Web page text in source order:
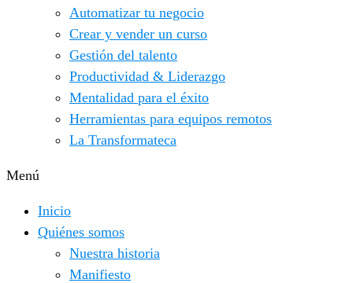
Automatizar tu negocio
Crear y vender un curso
Gestión del talento
Productividad & Liderazgo
Mentalidad para el éxito
Herramientas para equipos remotos
La Transformateca
Menú
Inicio
Quiénes somos
Nuestra historia
Manifiesto